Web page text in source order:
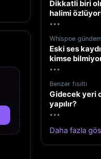
Dikkatli biri
halimi
•••
Whispoe gündem
Eski ses
kimse
•••
Benzer fısıltı
Gidecek yeri
yapılır?
•••
Daha fazla